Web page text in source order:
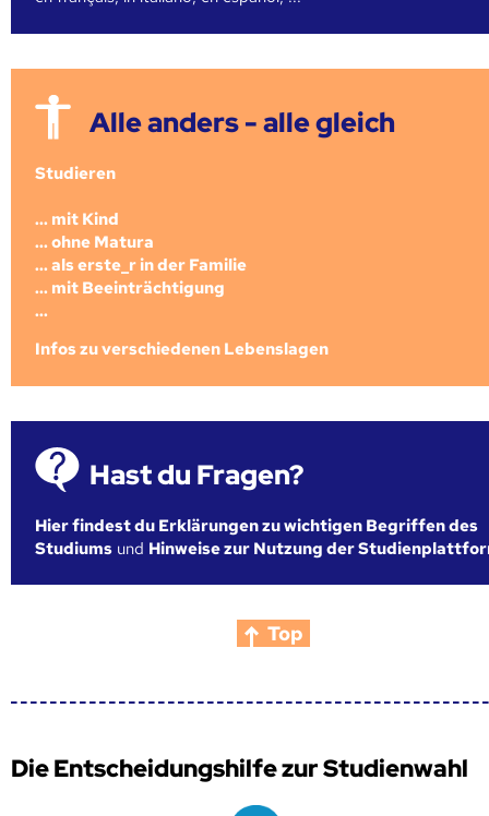
Alle anders - alle gleich
Studieren
... mit Kind
... ohne Matura
... als erste_r in der Familie
... mit Beeinträchtigung
...
Infos zu verschiedenen Lebenslagen
Hast du Fragen?
Hier findest du Erklärungen zu wichtigen Begriffen des
Studiums und Hinweise zur Nutzung der
Top
Die Entscheidungshilfe zur Studienwahl